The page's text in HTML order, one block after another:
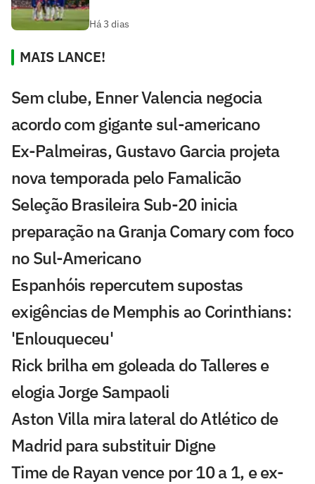
Há 3 dias
MAIS LANCE!
Sem clube, Enner Valencia negocia
acordo com gigante sul-americano
Ex-Palmeiras, Gustavo Garcia projeta
nova temporada pelo Famalicão
Seleção Brasileira Sub-20 inicia
preparação na Granja Comary com foco
no Sul-Americano
Espanhóis repercutem supostas
exigências de Memphis ao Corinthians:
'Enlouqueceu'
Rick brilha em goleada do Talleres e
elogia Jorge Sampaoli
Aston Villa mira lateral do Atlético de
Madrid para substituir Digne
Time de Rayan vence por 10 a 1, e ex-